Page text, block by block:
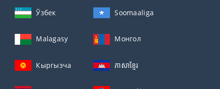
Ўзбек Soomaaliga
Malagasy Монгол
Кыргызча ភាសាខ្មែរ